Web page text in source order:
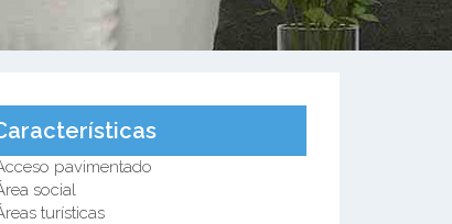
pavimentado
social
turísticas